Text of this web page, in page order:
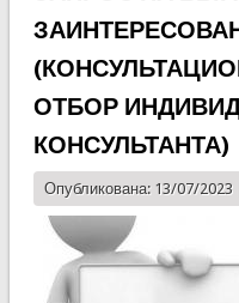
ОТБОР
КОНСУЛЬТАНТА)
Опубликована: 13/07/2023